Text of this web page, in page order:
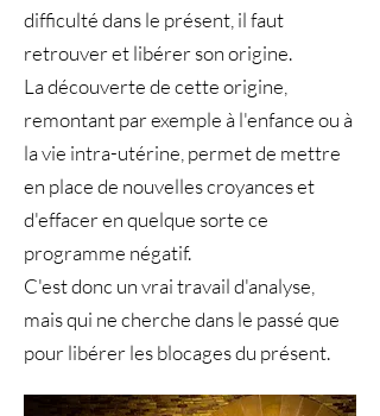
difficulté dans le présent, il faut
retrouver et libérer son origine.
La découverte de cette origine,
remontant par exemple à l'enfance ou à
la vie intra-utérine, permet de mettre
en place de nouvelles croyances et
d'effacer en quelque sorte ce
programme négatif.
C'est donc un vrai travail d'analyse,
mais qui ne cherche dans le passé que
pour libérer les blocages du présent.